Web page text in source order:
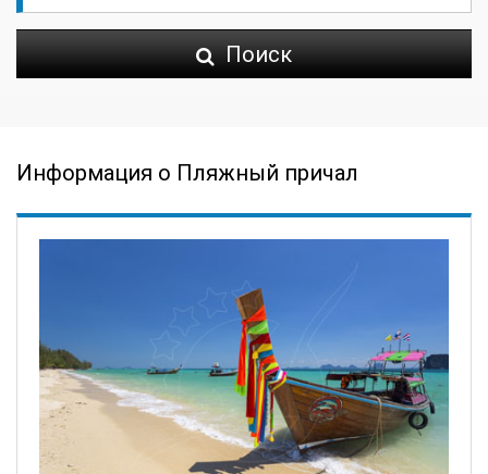
Поиск
Информация о Пляжный причал